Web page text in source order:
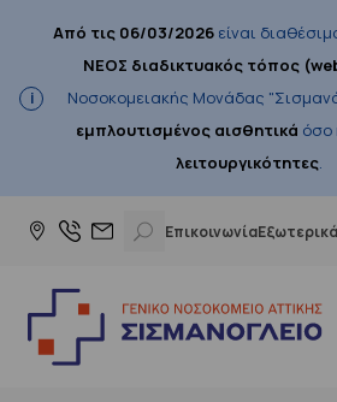
Από τις 06/03/2026είναι
ΝΕΟΣ διαδικτυακός τόπος
Νοσοκομειακής Μονάδας
εμπλουτισμένος αισθητικά όσο
λειτουργικότητες.
Επικοινωνία